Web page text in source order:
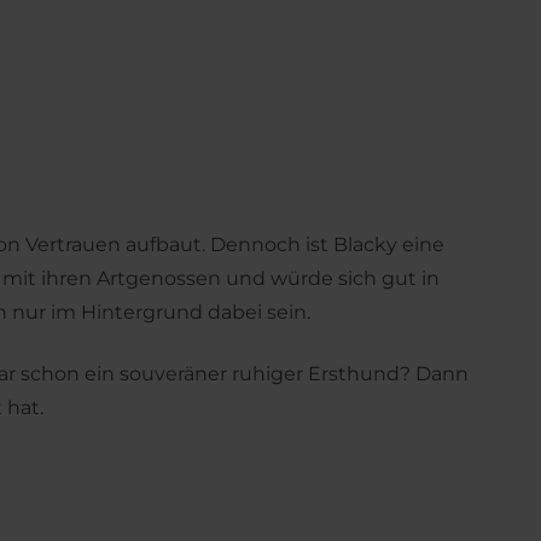
Vertrauen aufbaut. Dennoch ist Blacky eine
ihren Artgenossen und würde sich gut in
nur im Hintergrund dabei sein.
schon ein souveräner ruhiger Ersthund? Dann
hat.